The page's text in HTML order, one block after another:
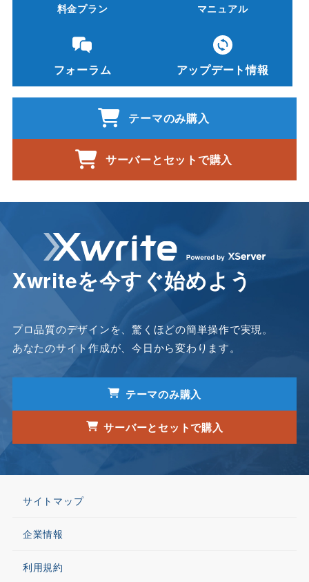
料金プラン マニュアル
フォーラム アップデート情報
テーマのみ購入
サーバーとセットで購入
Xwriteを今すぐ始めよう
プロ品質のデザインを、驚くほどの簡単操作で実現。
あなたのサイト作成が、今日から変わります。
テーマのみ購入
サーバーとセットで購入
サイトマップ
企業情報
利用規約